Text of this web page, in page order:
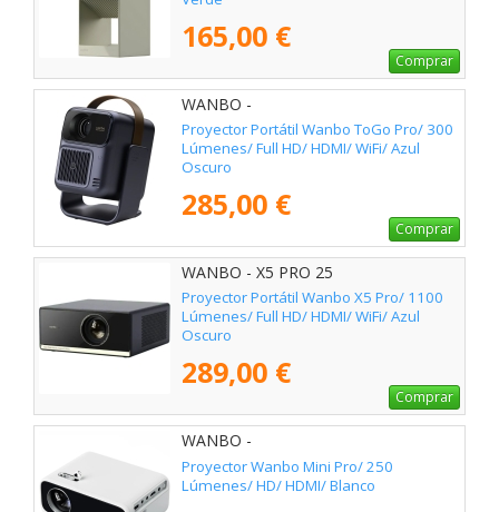
165,00 €
Comprar
WANBO -
Proyector Portátil Wanbo ToGo Pro/ 300
Lúmenes/ Full HD/ HDMI/ WiFi/ Azul
Oscuro
285,00 €
Comprar
WANBO - X5 PRO 25
Proyector Portátil Wanbo X5 Pro/ 1100
Lúmenes/ Full HD/ HDMI/ WiFi/ Azul
Oscuro
289,00 €
Comprar
WANBO -
Proyector Wanbo Mini Pro/ 250
Lúmenes/ HD/ HDMI/ Blanco